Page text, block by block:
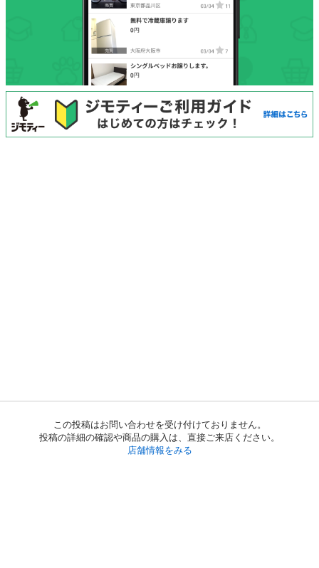
この投稿はお問い合わせを受け付けておりません。
投稿の詳細の確認や商品の購入は、直接ご来店ください。
店舗情報をみる